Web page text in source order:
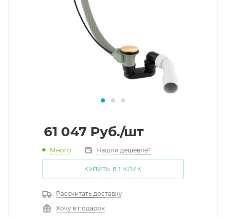
61 047 Руб./шт
Много Нашли дешевле?
КУПИТЬ В 1 КЛИК
Рассчитать доставку
Хочу в подарок